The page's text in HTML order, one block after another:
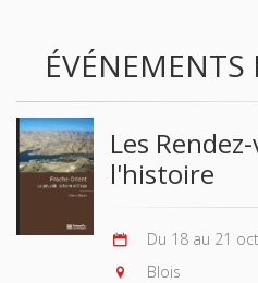
ÉVÉNEMENTS
Les
l'histoire
Du 18 au 21
Blois